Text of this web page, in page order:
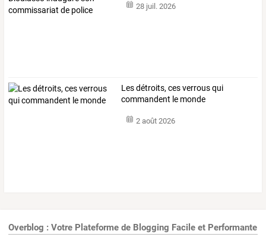
28 juil. 2026
Les détroits, ces verrous qui
commandent le monde
2 août 2026
Overblog : Votre Plateforme de Blogging Facile et Performante